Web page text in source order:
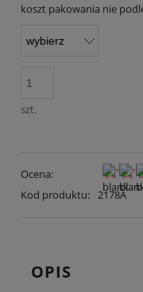
koszt pakowania nie
szt.
Ocena:
Kod produktu: 2178A
OPIS